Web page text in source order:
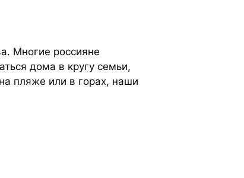
Многие россияне
дома в кругу семьи,
пляже или в горах, наши